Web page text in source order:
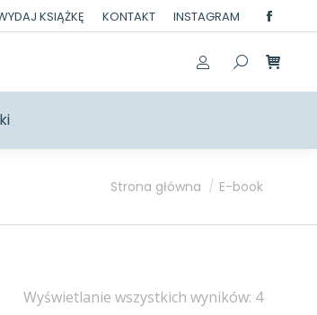
KSIĄŻKĘ KONTAKT INSTAGRAM
page
opens
in
Jesteś tutaj:
Strona główna E-book
Wyświetlanie wszystkich wyników: 4